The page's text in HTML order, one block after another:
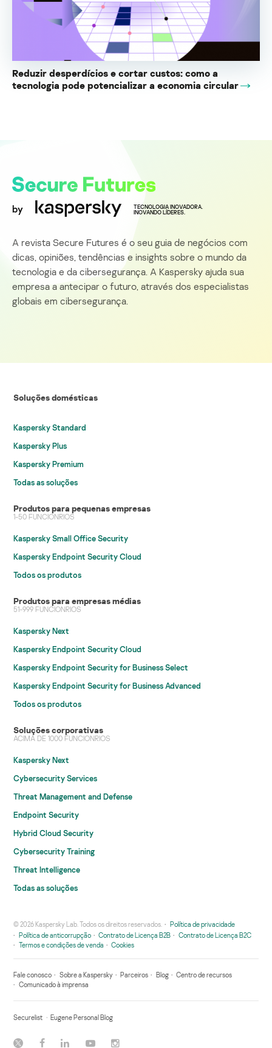
Reduzir desperdícios e cortar custos: como a
tecnologia pode potencializar a economia circular
by
TECNOLOGIA INOVADORA.
INOVANDO LÍDERES.
A revista Secure Futures é o seu guia de negócios com
dicas, opiniões, tendências e insights sobre o mundo da
tecnologia e da cibersegurança. A Kaspersky ajuda sua
empresa a antecipar o futuro, através dos especialistas
globais em cibersegurança.
Soluções domésticas
Kaspersky Standard
Kaspersky Plus
Kaspersky Premium
Todas as soluções
Produtos para pequenas empresas
1-50 FUNCIONRIOS
Kaspersky Small Office Security
Kaspersky Endpoint Security Cloud
Todos os produtos
Produtos para empresas médias
51-999 FUNCIONRIOS
Kaspersky Next
Kaspersky Endpoint Security Cloud
Kaspersky Endpoint Security for Business Select
Kaspersky Endpoint Security for Business Advanced
Todos os produtos
Soluções corporativas
ACIMA DE 1000 FUNCIONRIOS
Kaspersky Next
Cybersecurity Services
Threat Management and Defense
Endpoint Security
Hybrid Cloud Security
Cybersecurity Training
Threat Intelligence
Todas as soluções
© 2026 Kaspersky Lab. Todos os direitos reservados.
Política de privacidade
Política de anticorrupção
Contrato de Licença B2B
Contrato de Licença B2C
Termos e condições de venda
Cookies
Fale conosco Sobre a Kaspersky Parceiros Blog
Centro de recursos
Comunicado à imprensa
Securelist Eugene Personal Blog